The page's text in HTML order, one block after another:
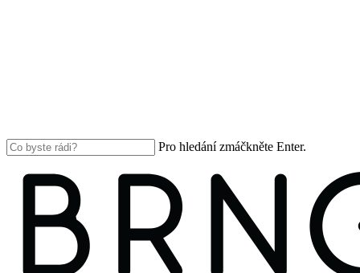
Pro hledání zmáčkněte Enter.
Search